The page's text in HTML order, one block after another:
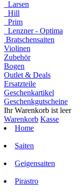
Larsen
Hill
Prim
Lenzner - Optima
Bratschensaiten
Violinen
Zubehör
Bogen
Outlet & Deals
Ersatzteile
Geschenkartikel
Geschenkgutscheine
Ihr Warenkorb ist leer
Warenkorb Kasse
Home
Saiten
Geigensaiten
Pirastro